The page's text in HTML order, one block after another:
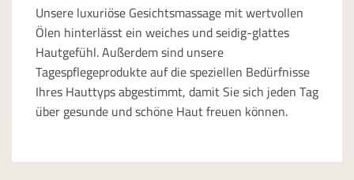
Unsere luxuriöse Gesichtsmassage mit wertvollen
Ölen hinterlässt ein weiches und seidig-glattes
Hautgefühl. Außerdem sind unsere
Tagespflegeprodukte auf die speziellen Bedürfnisse
Ihres Hauttyps abgestimmt, damit Sie sich jeden Tag
über gesunde und schöne Haut freuen können.